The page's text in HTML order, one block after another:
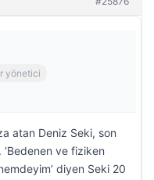
yönetici
atan Deniz Seki, son
ve fiziken
diyen Seki 20